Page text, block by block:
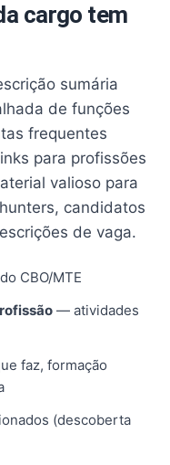
cargo tem
sumária
de funções
frequentes
para profissões
valioso para
candidatos
de vaga.
do CBO/MTE
— atividades
faz, formação
(descoberta